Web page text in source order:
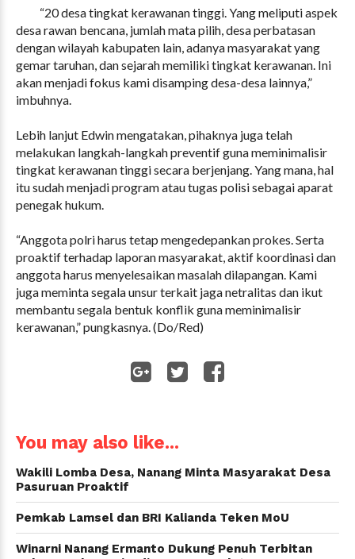
“20 desa tingkat kerawanan tinggi. Yang meliputi aspek
desa rawan bencana, jumlah mata pilih, desa perbatasan
dengan wilayah kabupaten lain, adanya masyarakat yang
gemar taruhan, dan sejarah memiliki tingkat kerawanan. Ini
akan menjadi fokus kami disamping desa-desa lainnya,”
imbuhnya.
Lebih lanjut Edwin mengatakan, pihaknya juga telah
melakukan langkah-langkah preventif guna meminimalisir
tingkat kerawanan tinggi secara berjenjang. Yang mana, hal
itu sudah menjadi program atau tugas polisi sebagai aparat
penegak hukum.
“Anggota polri harus tetap mengedepankan prokes. Serta
proaktif terhadap laporan masyarakat, aktif koordinasi dan
anggota harus menyelesaikan masalah dilapangan. Kami
juga meminta segala unsur terkait jaga netralitas dan ikut
membantu segala bentuk konflik guna meminimalisir
kerawanan,” pungkasnya. (Do/Red)
You may also like...
Wakili Lomba Desa, Nanang Minta Masyarakat Desa
Pasuruan Proaktif
Pemkab Lamsel dan BRI Kalianda Teken MoU
Winarni Nanang Ermanto Dukung Penuh Terbitan